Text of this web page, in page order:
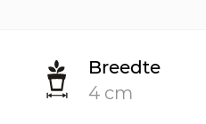
Breedte
4 cm